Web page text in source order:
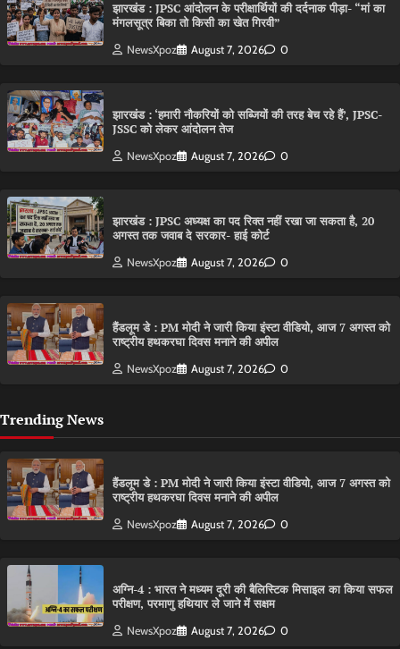
झारखंड : JPSC आंदोलन के परीक्षार्थियों की दर्दनाक पीड़ा- “मां का
मंगलसूत्र बिका तो किसी का खेत गिरवी”
NewsXpoz August 7, 2026 0
झारखंड : ‘हमारी नौकरियों को सब्जियों की तरह बेच रहे हैं’, JPSC-
JSSC को लेकर आंदोलन तेज
NewsXpoz August 7, 2026 0
झारखंड : JPSC अध्यक्ष का पद रिक्त नहीं रखा जा सकता है, 20
अगस्त तक जवाब दे सरकार- हाई कोर्ट
NewsXpoz August 7, 2026 0
हैंडलूम डे : PM मोदी ने जारी किया इंस्टा वीडियो, आज 7 अगस्त को
राष्ट्रीय हथकरघा दिवस मनाने की अपील
NewsXpoz August 7, 2026 0
Trending News
हैंडलूम डे : PM मोदी ने जारी किया इंस्टा वीडियो, आज 7 अगस्त को
राष्ट्रीय हथकरघा दिवस मनाने की अपील
NewsXpoz August 7, 2026 0
अग्नि-4 : भारत ने मध्यम दूरी की बैलिस्टिक मिसाइल का किया सफल
परीक्षण, परमाणु हथियार ले जाने में सक्षम
NewsXpoz August 7, 2026 0